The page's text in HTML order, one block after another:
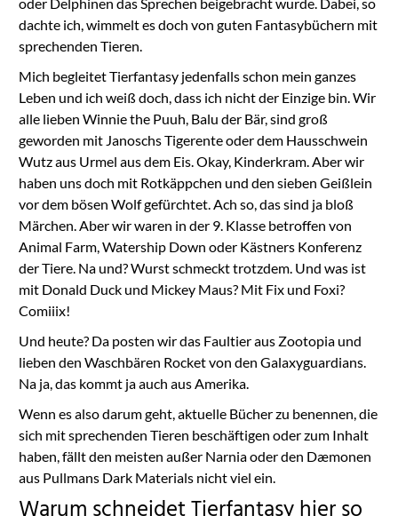
dachte ich, wimmelt es doch von guten Fantasybüchern mit
sprechenden Tieren.
Mich begleitet Tierfantasy jedenfalls schon mein ganzes
Leben und ich weiß doch, dass ich nicht der Einzige bin. Wir
alle lieben Winnie the Puuh, Balu der Bär, sind groß
geworden mit Janoschs Tigerente oder dem Hausschwein
Wutz aus Urmel aus dem Eis. Okay, Kinderkram. Aber wir
haben uns doch mit Rotkäppchen und den sieben Geißlein
vor dem bösen Wolf gefürchtet. Ach so, das sind ja bloß
Märchen. Aber wir waren in der 9. Klasse betroffen von
Animal Farm, Watership Down oder Kästners Konferenz
der Tiere. Na und? Wurst schmeckt trotzdem. Und was ist
mit Donald Duck und Mickey Maus? Mit Fix und Foxi?
Comiiix!
Und heute? Da posten wir das Faultier aus Zootopia und
lieben den Waschbären Rocket von den Galaxyguardians.
Na ja, das kommt ja auch aus Amerika.
Wenn es also darum geht, aktuelle Bücher zu benennen, die
sich mit sprechenden Tieren beschäftigen oder zum Inhalt
haben, fällt den meisten außer Narnia oder den Dæmonen
aus Pullmans Dark Materials nicht viel ein.